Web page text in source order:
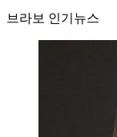
브라보 인기뉴스